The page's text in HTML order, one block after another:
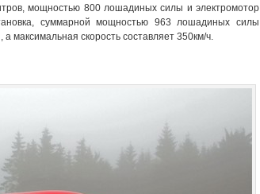
мощностью 800 лошадиных силы и электромотор
суммарной мощностью 963 лошадиных силы
максимальная скорость составляет 350км/ч.